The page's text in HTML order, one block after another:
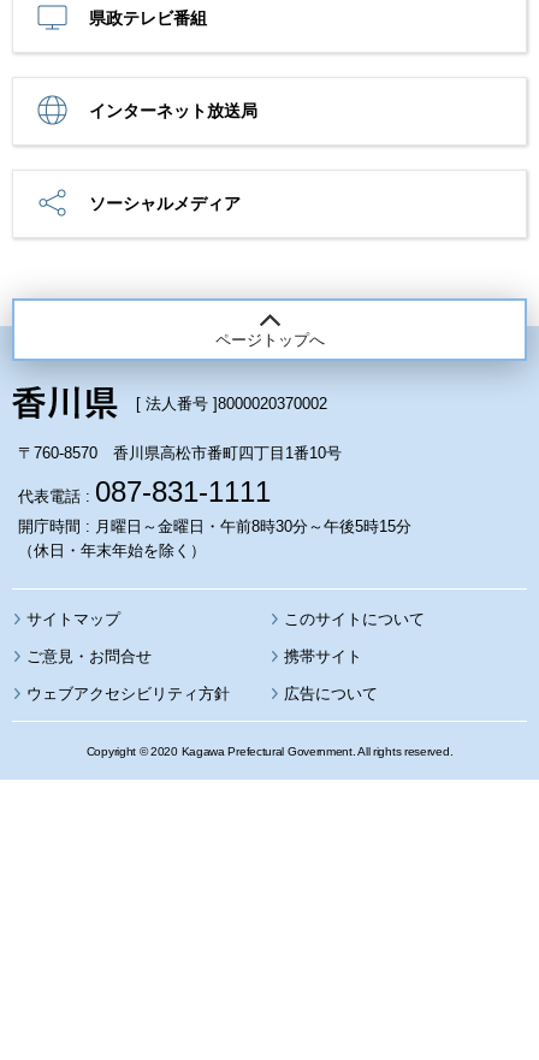
県政テレビ番組
インターネット放送局
ソーシャルメディア
ページトップへ
[ 法人番号 ]8000020370002
〒760-8570 香川県高松市番町四丁目1番10号
代表電話 : 087-831-1111
開庁時間 : 月曜日～金曜日・午前8時30分～午後5時15分
（休日・年末年始を除く）
サイトマップ このサイトについて
携帯サイト
ウェブアクセシビリティ方針 広告について
Copyright © 2020 Kagawa Prefectural Government. All rights reserved.